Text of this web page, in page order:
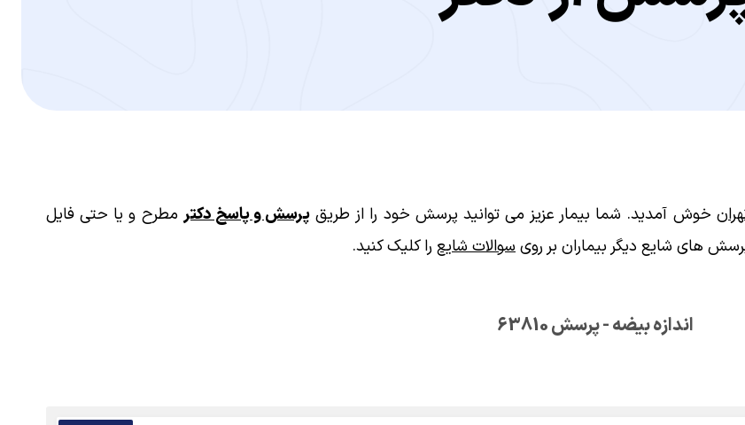
خوش آمدید. شما بیمار عزیز می توانید پرسش خود را از طریق پرسش و پاسخ دکتر مطرح و یا حتی فایل
های شایع دیگر بیماران بر رویسوالات شایع را کلیک کنید.
اندازه بیضه - پرسش 63810